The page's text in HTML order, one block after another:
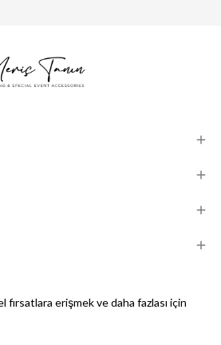
fırsatlara erişmek ve daha fazlası için